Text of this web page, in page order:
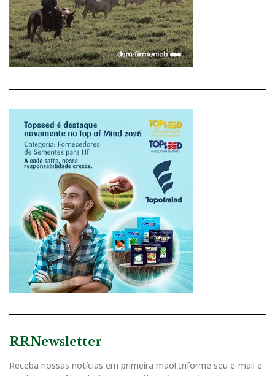
RRNewsletter
Receba nossas notícias em primeira mão! Informe seu e-mail e